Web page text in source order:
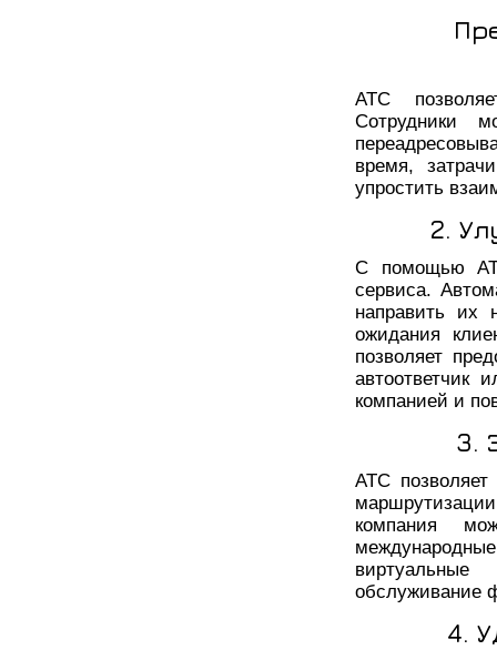
АТС
Сотрудники
время,
упростить
2.
С помощью
сервиса.
направить их
ожидания
позволяет
автоответчик
компанией и
3.
АТС позволяет
компания
обслуживание
4.